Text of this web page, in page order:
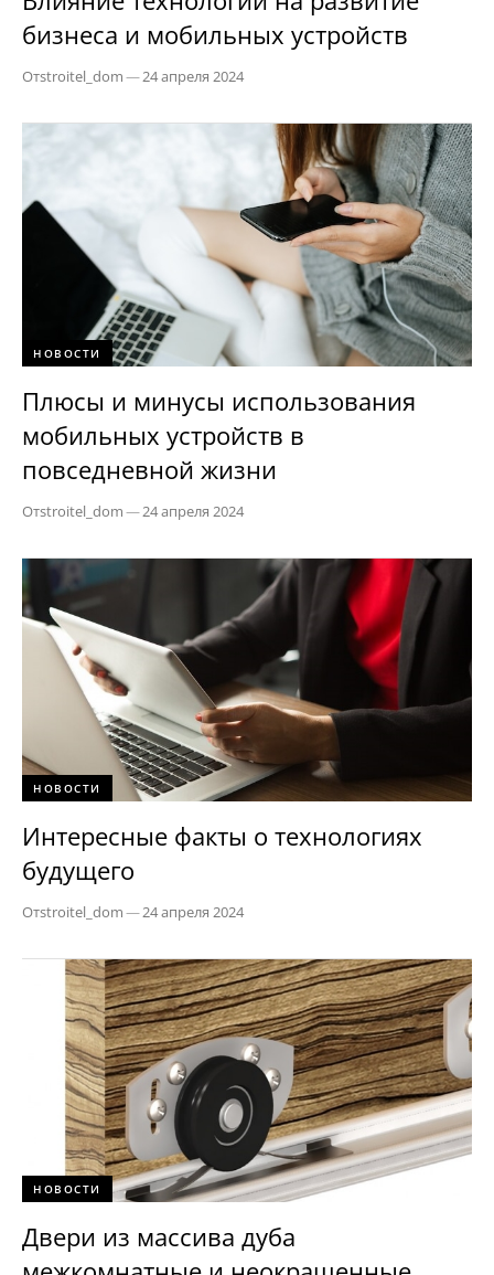
бизнеса и мобильных устройств
Отstroitel_dom—24 апреля 2024
НОВОСТИ
Плюсы и минусы использования
мобильных устройств в
повседневной жизни
Отstroitel_dom—24 апреля 2024
НОВОСТИ
Интересные факты о технологиях
будущего
Отstroitel_dom—24 апреля 2024
НОВОСТИ
Двери из массива дуба